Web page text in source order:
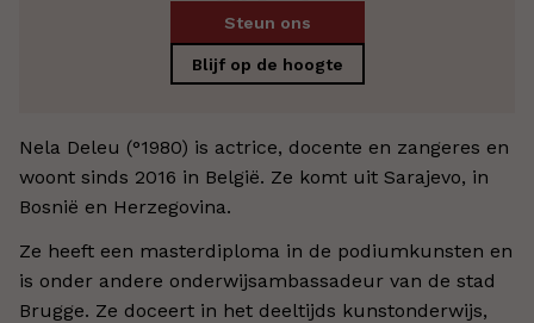
Steun ons
Blijf op de hoogte
Nela Deleu (°1980) is actrice, docente en zangeres en
woont sinds 2016 in België. Ze komt uit Sarajevo, in
Bosnië en Herzegovina.
Ze heeft een masterdiploma in de podiumkunsten en
is onder andere onderwijsambassadeur van de stad
Brugge. Ze doceert in het deeltijds kunstonderwijs,